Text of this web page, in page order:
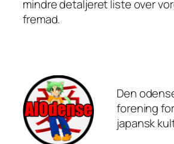
mindre detaljeret liste over
fremad.
Den
forening
japansk